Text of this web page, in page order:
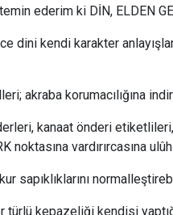
ederim ki DİN, ELDEN
kendi karakter
akraba korumacılığına
kanaat önderi etiketlileri,
noktasına vardırırcasına
kepazeliği kendisi